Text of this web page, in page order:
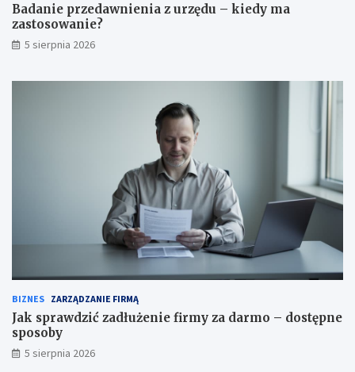
Badanie przedawnienia z urzędu – kiedy ma
zastosowanie?
5 sierpnia 2026
BIZNES ZARZĄDZANIE FIRMĄ
Jak sprawdzić zadłużenie firmy za darmo – dostępne
sposoby
5 sierpnia 2026